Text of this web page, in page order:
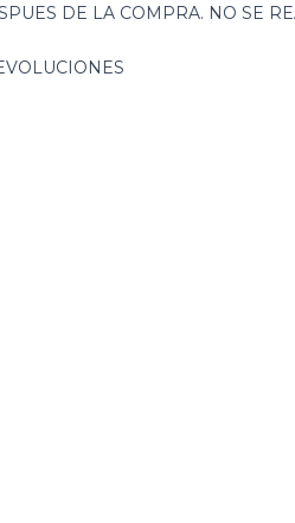
DE LA COMPRA. NO SE